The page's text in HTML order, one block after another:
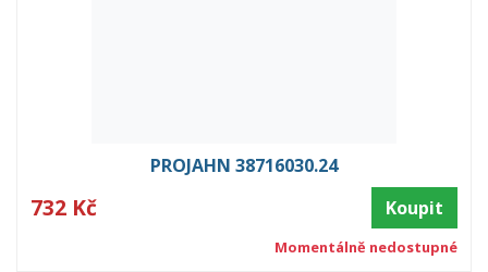
PROJAHN 38716030.24
732 Kč Koupit
Momentálně nedostupné